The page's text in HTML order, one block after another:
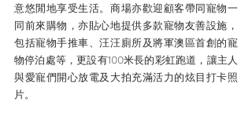
意悠閒地享受生活。商場亦歡迎顧客帶同寵物一
同前來購物，亦貼心地提供多款寵物友善設施，
包括寵物手推車、汪汪廁所及將軍澳區首創的寵
物停泊處等，更設有100米長的彩虹跑道，讓主人
與愛寵們開心放電及大拍充滿活力的炫目打卡照
片。